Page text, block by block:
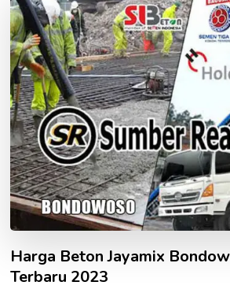
Harga Beton Jayamix
Terbaru 2023